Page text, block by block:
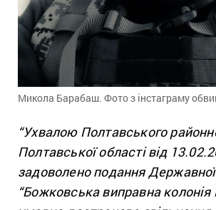
Микола Барабаш. Фото з інстаграму
“Ухвалою Полтавського
Полтавської області від
задоволено подання
“Божковська виправна